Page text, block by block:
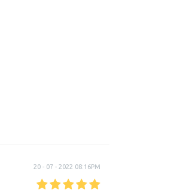
20 - 07 - 2022 08:16PM